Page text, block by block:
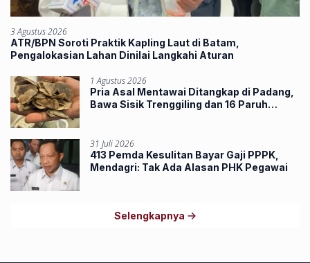
3 Agustus 2026
ATR/BPN Soroti Praktik Kapling Laut di Batam,
Pengalokasian Lahan Dinilai Langkahi Aturan
1 Agustus 2026
Pria Asal Mentawai Ditangkap di Padang,
Bawa Sisik Trenggiling dan 16 Paruh
31 Juli 2026
413 Pemda Kesulitan Bayar Gaji PPPK,
Mendagri: Tak Ada Alasan PHK Pegawai
Selengkapnya